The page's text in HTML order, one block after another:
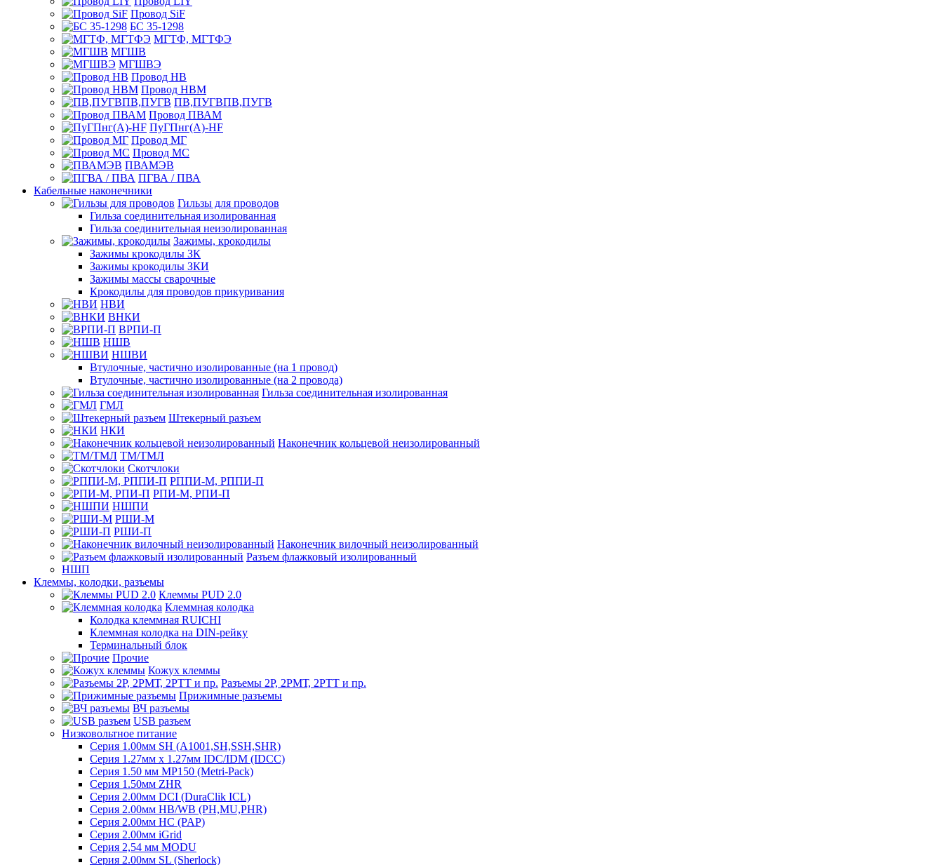
Провод SiF
БС 35-1298
МГТФ, МГТФЭ
МГШВ
МГШВЭ
Провод НВ
Провод НВМ
ПВ,ПУГВПВ,ПУГВ
Провод ПВАМ
ПуГПнг(A)-HF
Провод МГ
Провод МС
ПВАМЭВ
ПГВА / ПВА
Кабельные наконечники
Гильзы для проводов
Гильза соединительная изолированная
Гильза соединительная неизолированная
Зажимы, крокодилы
Зажимы крокодилы ЗК
Зажимы крокодилы ЗКИ
Зажимы массы сварочные
Крокодилы для проводов прикуривания
НВИ
ВНКИ
ВРПИ-П
НШВ
НШВИ
Втулочные, частично изолированные (на 1 провод)
Втулочные, частично изолированные (на 2 провода)
Гильза соединительная изолированная
ГМЛ
Штекерный разъем
НКИ
Наконечник кольцевой неизолированный
ТМ/ТМЛ
Скотчлоки
РППИ-М, РППИ-П
РПИ-М, РПИ-П
НШПИ
РШИ-М
РШИ-П
Наконечник вилочный неизолированный
Разъем флажковый изолированный
НШП
Клеммы, колодки, разъемы
Клеммы PUD 2.0
Клеммная колодка
Колодка клеммная RUICHI
Клеммная колодка на DIN-рейку
Терминальный блок
Прочие
Кожух клеммы
Разъемы 2Р, 2РМТ, 2РТТ и пр.
Прижимные разъемы
ВЧ разъемы
USB разъем
Низковольтное питание
Серия 1.00мм SH (A1001,SH,SSH,SHR)
Серия 1.27мм x 1.27мм IDC/IDM (IDCC)
Серия 1.50 мм MP150 (Metri-Pack)
Серия 1.50мм ZHR
Серия 2.00мм DCI (DuraClik ICL)
Серия 2.00мм HB/WB (PH,MU,PHR)
Серия 2.00мм HC (PAP)
Серия 2.00мм iGrid
Серия 2,54 мм MODU
Серия 2.00мм SL (Sherlock)